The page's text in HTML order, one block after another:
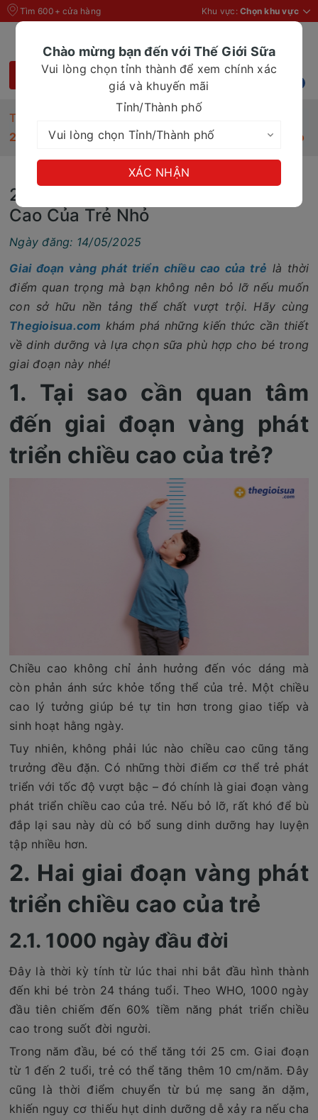
Tìm 600+ cửa hàng Khu vực: Chọn khu vực
Trang chủ
2 Giai Đoạn Vàng Phát Triển Chiều Cao Của Trẻ Nhỏ
2 Giai Đoạn Vàng Phát Triển Chiều
Cao Của Trẻ Nhỏ
Ngày đăng: 14/05/2025
Giai đoạn vàng phát triển chiều cao của trẻ là thời
điểm quan trọng mà bạn không nên bỏ lỡ nếu muốn
con sở hữu nền tảng thể chất vượt trội. Hãy cùng
Thegioisua.com khám phá những kiến thức cần thiết
về dinh dưỡng và lựa chọn sữa phù hợp cho bé trong
giai đoạn này nhé!
1. Tại sao cần quan tâm
đến giai đoạn vàng phát
triển chiều cao của trẻ?
Chiều cao không chỉ ảnh hưởng đến vóc dáng mà
còn phản ánh sức khỏe tổng thể của trẻ. Một chiều
cao lý tưởng giúp bé tự tin hơn trong giao tiếp và
sinh hoạt hằng ngày.
Tuy nhiên, không phải lúc nào chiều cao cũng tăng
trưởng đều đặn. Có những thời điểm cơ thể trẻ phát
triển với tốc độ vượt bậc – đó chính là giai đoạn vàng
phát triển chiều cao của trẻ. Nếu bỏ lỡ, rất khó để bù
đắp lại sau này dù có bổ sung dinh dưỡng hay luyện
tập nhiều hơn.
2. Hai giai đoạn vàng phát
triển chiều cao của trẻ
2.1. 1000 ngày đầu đời
Đây là thời kỳ tính từ lúc thai nhi bắt đầu hình thành
đến khi bé tròn 24 tháng tuổi. Theo WHO, 1000 ngày
đầu tiên chiếm đến 60% tiềm năng phát triển chiều
cao trong suốt đời người.
Trong năm đầu, bé có thể tăng tới 25 cm. Giai đoạn
từ 1 đến 2 tuổi, trẻ có thể tăng thêm 10 cm/năm. Đây
cũng là thời điểm chuyển từ bú mẹ sang ăn dặm,
khiến nguy cơ thiếu hụt dinh dưỡng dễ xảy ra nếu cha
Chào mừng bạn đến với Thế Giới Sữa
Vui lòng chọn tỉnh thành để xem chính xác
giá và khuyến mãi
Tỉnh/Thành phố
XÁC NHẬN